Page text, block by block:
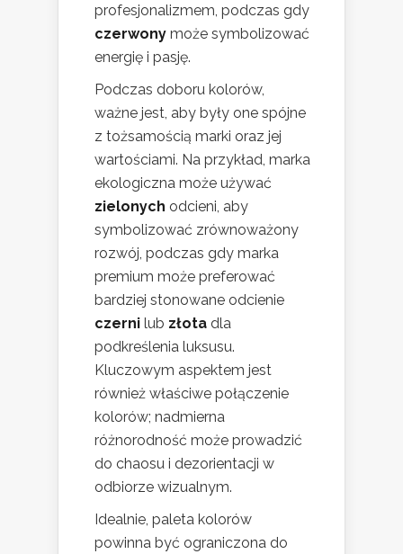
profesjonalizmem, podczas gdy
czerwony może symbolizować
energię i pasję.
Podczas doboru kolorów,
ważne jest, aby były one spójne
z tożsamością marki oraz jej
wartościami. Na przykład, marka
ekologiczna może używać
zielonych odcieni, aby
symbolizować zrównoważony
rozwój, podczas gdy marka
premium może preferować
bardziej stonowane odcienie
czerni lub złota dla
podkreślenia luksusu.
Kluczowym aspektem jest
również właściwe połączenie
kolorów; nadmierna
różnorodność może prowadzić
do chaosu i dezorientacji w
odbiorze wizualnym.
Idealnie, paleta kolorów
powinna być ograniczona do